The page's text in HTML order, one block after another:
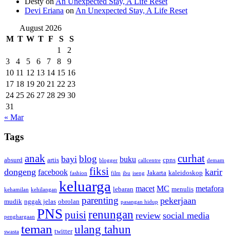
Devi Eriana on An Unexpected Stay, A Life Reset
August 2026
M T W T F S
S
1
2
3
4 5 6 7 8
9
10 11 12 13 14 15 16
17 18 19 20 21 22 23
24 25 26 27 28 29 30
31
« Mar
Tags
absurd anak artis bayi blog blogger buku callcentre cpns curhat demam
dongeng facebook fashion fiksi film ibu iseng Jakarta kaleidoskop karir
kehamilan kehilangan keluarga lebaran macet MC menulis metafora
mudik nggak jelas obrolan parenting pasangan hidup pekerjaan
penghargaan PNS puisirenungan review social media
swasta teman twitter ulang tahun